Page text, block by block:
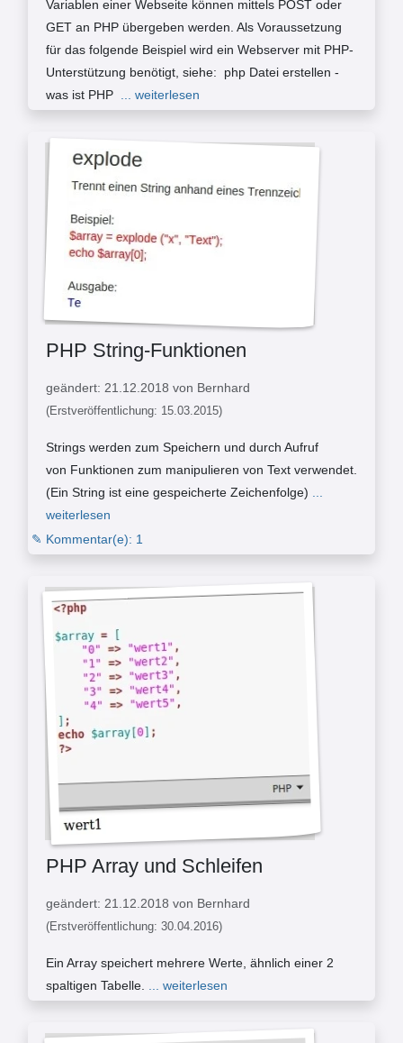
Variablen einer Webseite können mittels POST oder
GET an PHP übergeben werden. Als Voraussetzung
für das folgende Beispiel wird ein Webserver mit PHP-
Unterstützung benötigt, siehe: php Datei erstellen -
was ist PHP ... weiterlesen
PHP String-Funktionen
geändert: 21.12.2018 von Bernhard
(Erstveröffentlichung: 15.03.2015)
Strings werden zum Speichern und durch Aufruf
von Funktionen zum manipulieren von Text verwendet.
(Ein String ist eine gespeicherte Zeichenfolge) ...
weiterlesen
✎ Kommentar(e): 1
PHP Array und Schleifen
geändert: 21.12.2018 von Bernhard
(Erstveröffentlichung: 30.04.2016)
Ein Array speichert mehrere Werte, ähnlich einer 2
spaltigen Tabelle.
... weiterlesen